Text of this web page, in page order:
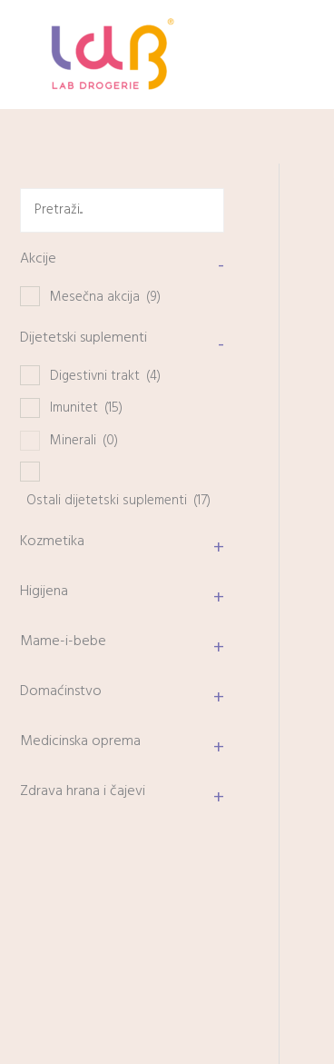
Akcije -
Mesečna akcija (9)
Dijetetski suplementi -
Digestivni trakt (4)
Imunitet (15)
Minerali (0)
Ostali dijetetski suplementi (17)
Kozmetika +
Higijena +
Mame-i-bebe +
Domaćinstvo +
Medicinska oprema +
Zdrava hrana i čajevi +